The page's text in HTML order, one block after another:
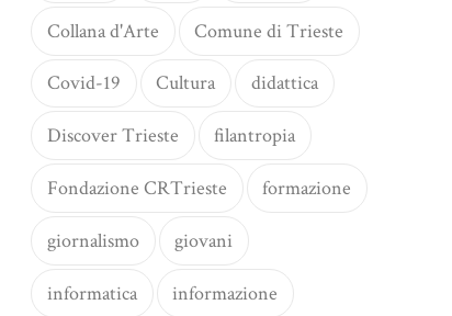
Collana d'Arte Comune di Trieste
Covid-19 Cultura didattica
Discover Trieste filantropia
Fondazione CRTrieste formazione
giornalismo giovani
informatica informazione